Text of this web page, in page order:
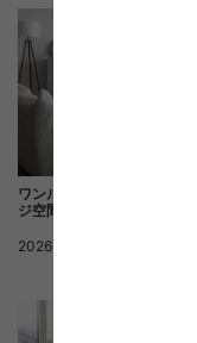
ワンルームを彩るモダンヴ
ジ空間
2026.07.21